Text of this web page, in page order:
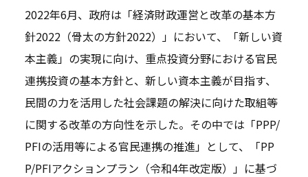
2022年6月、政府は「経済財政運営と改革の基本方
針2022（骨太の方針2022）」において、「新しい資
本主義」の実現に向け、重点投資分野における官民
連携投資の基本方針と、新しい資本主義が目指す、
民間の力を活用した社会課題の解決に向けた取組等
に関する改革の方向性を示した。その中では「PPP/
PFIの活用等による官民連携の推進」として、「PP
P/PFIアクションプラン（令和4年改定版）」に基づ